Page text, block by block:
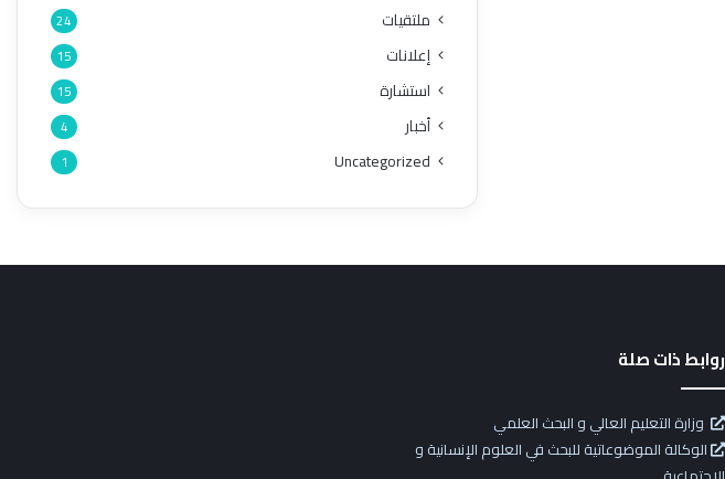
ملتقيات 24
إعلانات 15
استشارة 15
أخبار 4
Uncategorized
1
روابط ذات صلة
وزارة التعليم العالي و البحث العلمي
الوكالة الموضوعاتية للبحث في العلوم الإنسانية و